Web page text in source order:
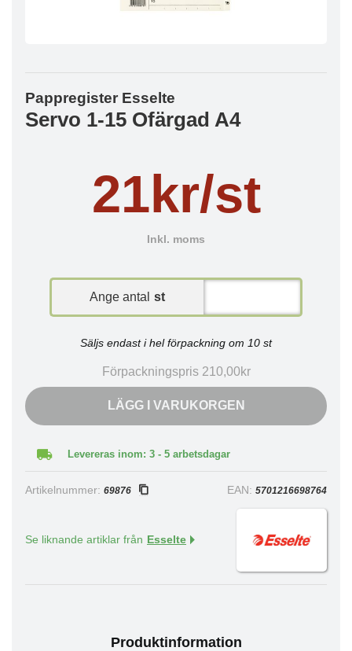
Pappregister Esselte
Servo 1-15 Ofärgad A4
21kr/st
Inkl. moms
Ange antal st
Säljs endast i hel förpackning om 10 st
Förpackningspris 210,00kr
LÄGG I VARUKORGEN
Levereras inom: 3 - 5 arbetsdagar
Artikelnummer: 69876 EAN: 5701216698764
Se liknande artiklar från Esselte
Produktinformation